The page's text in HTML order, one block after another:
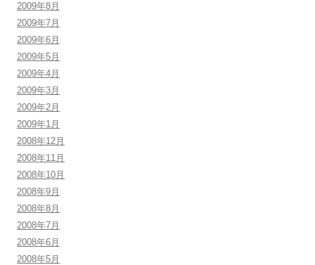
2009年8月
2009年7月
2009年6月
2009年5月
2009年4月
2009年3月
2009年2月
2009年1月
2008年12月
2008年11月
2008年10月
2008年9月
2008年8月
2008年7月
2008年6月
2008年5月